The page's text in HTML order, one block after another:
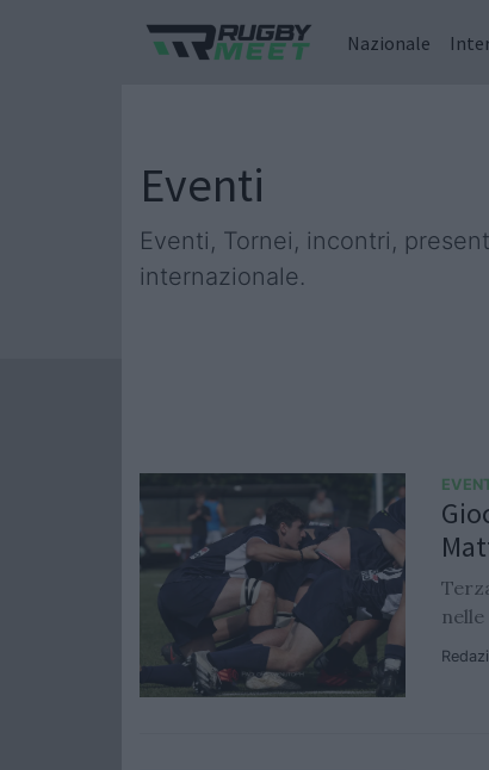
Nazionale
Eventi
Eventi, Tornei, incontri,
internazionale.